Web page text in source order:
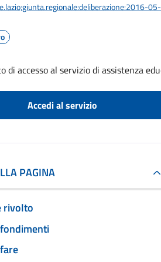
di accesso al servizio di assistenza
Accedi al servizio
PAGINA
rivolto